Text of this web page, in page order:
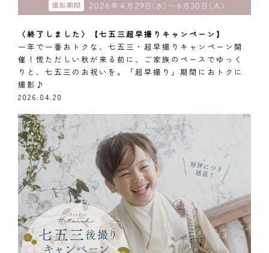
〈終了しました〉【七五三超早撮りキャンペーン】
一年で一番おトクな、七五三・超早撮りキャンペーン開
催！慌ただしい秋が来る前に、ご家族のペースでゆっく
りと、七五三のお祝いを。「超早撮り」期間におトクに
撮影♪
2026.04.20